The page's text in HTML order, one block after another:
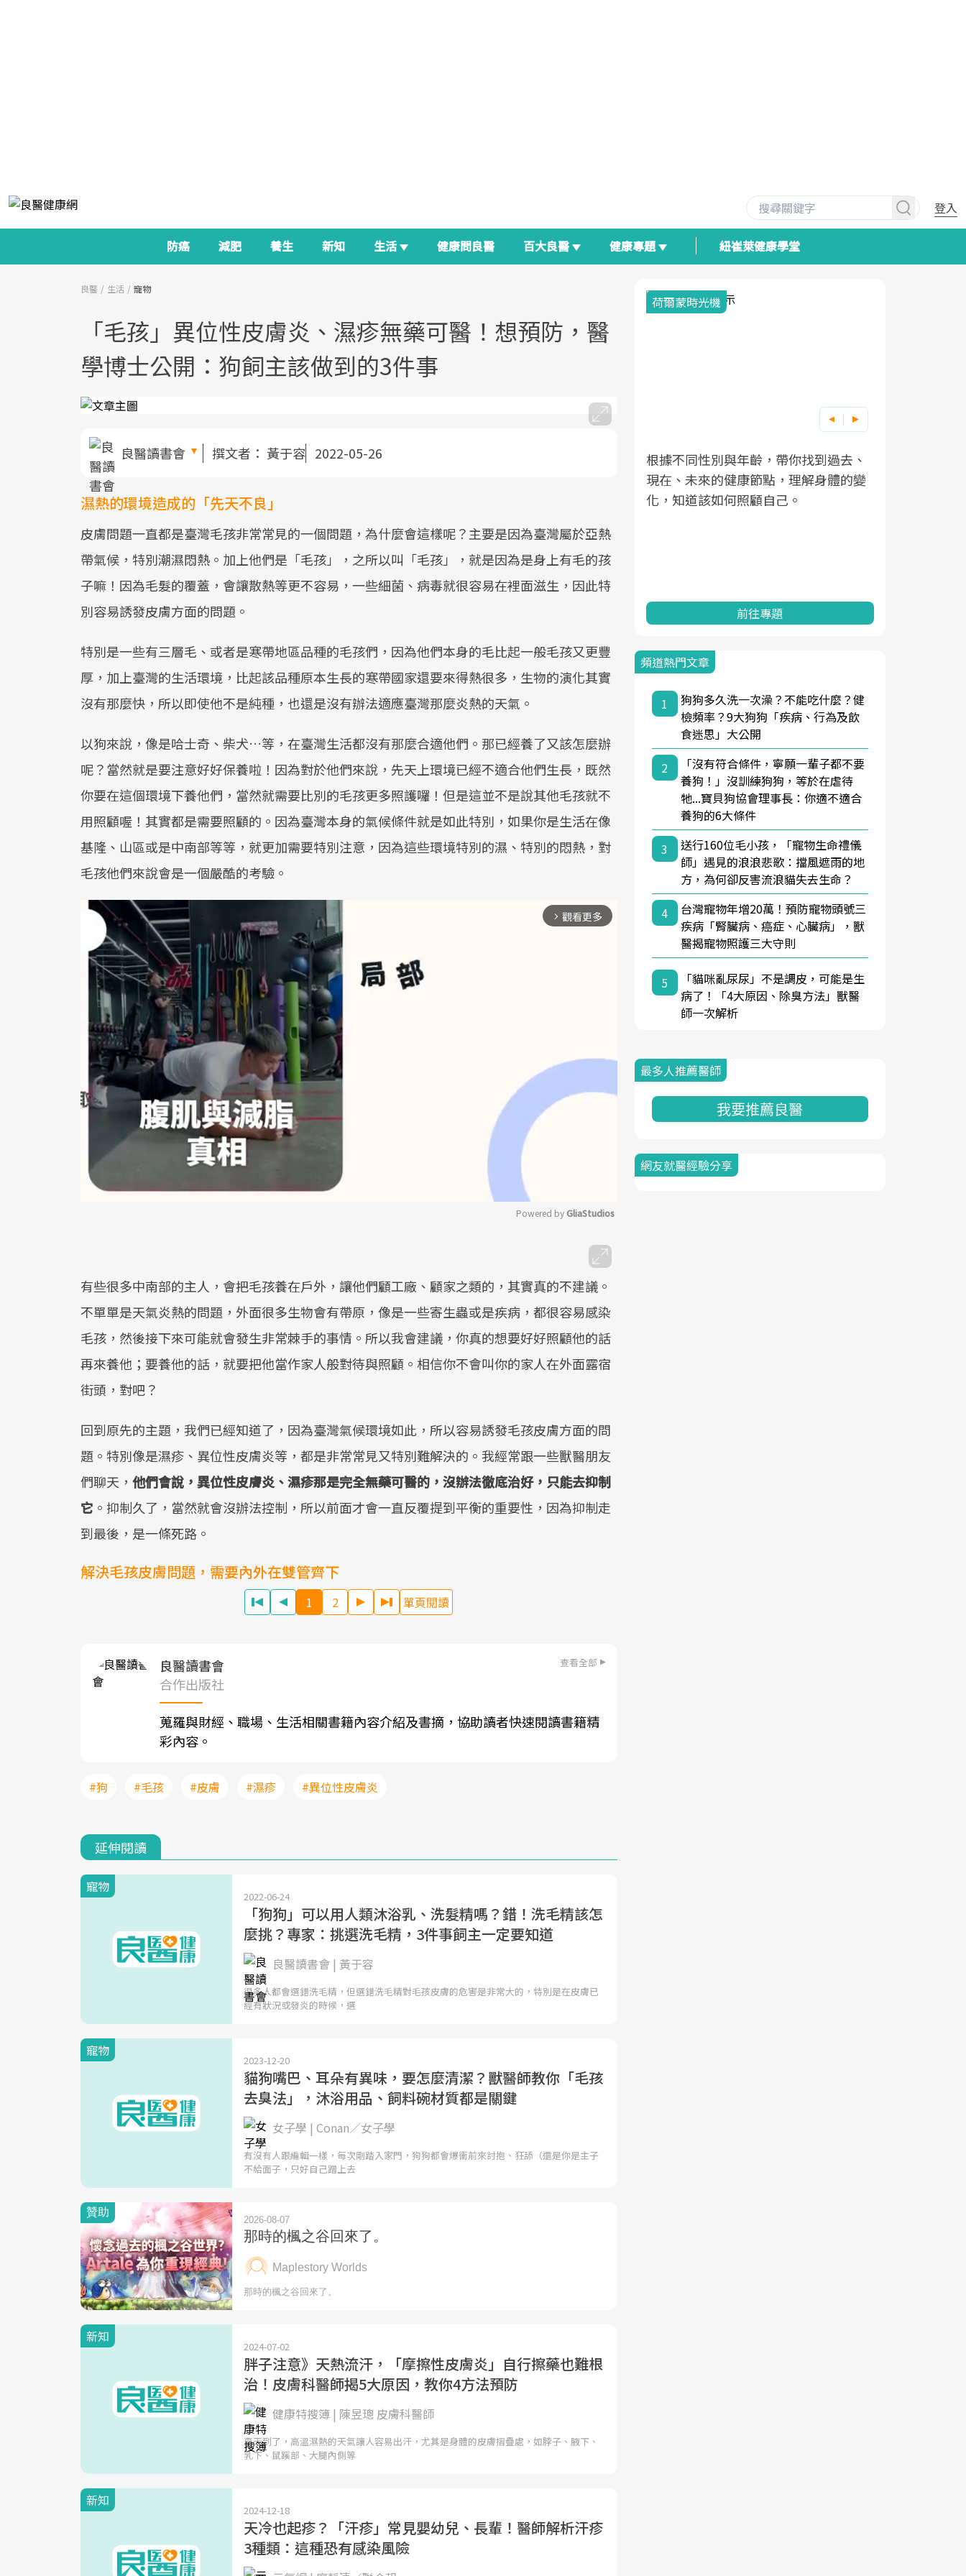
登入
防癌 減肥 養生 新知 生活 健康問良醫 百大良醫 健康專題 紐崔萊健康學堂
良醫 生活 寵物
「毛孩」異位性皮膚炎、濕疹無藥可醫！想預防，醫
學博士公開：狗飼主該做到的3件事
良醫讀書會 撰文者： 黃于容 2022-05-26
濕熱的環境造成的「先天不良」
皮膚問題一直都是臺灣毛孩非常常見的一個問題，為什麼會這樣呢？主要是因為臺灣屬於亞熱
帶氣候，特別潮濕悶熱。加上他們是「毛孩」，之所以叫「毛孩」，就是因為是身上有毛的孩
子嘛！因為毛髮的覆蓋，會讓散熱等更不容易，一些細菌、病毒就很容易在裡面滋生，因此特
別容易誘發皮膚方面的問題。
特別是一些有三層毛、或者是寒帶地區品種的毛孩們，因為他們本身的毛比起一般毛孩又更豐
厚，加上臺灣的生活環境，比起該品種原本生長的寒帶國家還要來得熱很多，生物的演化其實
沒有那麼快，所以即使他不是純種，也還是沒有辦法適應臺灣那麼炎熱的天氣。
以狗來說，像是哈士奇、柴犬…等，在臺灣生活都沒有那麼合適他們。那已經養了又該怎麼辦
呢？當然就是要注意好好保養啦！因為對於他們來說，先天上環境已經不適合他們生長，既然
你要在這個環境下養他們，當然就需要比別的毛孩更多照護囉！但是這並不是說其他毛孩就不
用照顧喔！其實都是需要照顧的。因為臺灣本身的氣候條件就是如此特別，如果你是生活在像
基隆、山區或是中南部等等，就更加需要特別注意，因為這些環境特別的濕、特別的悶熱，對
毛孩他們來說會是一個嚴酷的考驗。
arrow_forward_ios 觀看更多
Powered by GliaStudios
有些很多中南部的主人，會把毛孩養在戶外，讓他們顧工廠、顧家之類的，其實真的不建議。
不單單是天氣炎熱的問題，外面很多生物會有帶原，像是一些寄生蟲或是疾病，都很容易感染
毛孩，然後接下來可能就會發生非常棘手的事情。所以我會建議，你真的想要好好照顧他的話
再來養他；要養他的話，就要把他當作家人般對待與照顧。相信你不會叫你的家人在外面露宿
街頭，對吧？
回到原先的主題，我們已經知道了，因為臺灣氣候環境如此，所以容易誘發毛孩皮膚方面的問
題。特別像是濕疹、異位性皮膚炎等，都是非常常見又特別難解決的。我經常跟一些獸醫朋友
們聊天， 他們會說，異位性皮膚炎、濕疹那是完全無藥可醫的，沒辦法徹底治好，只能去抑制
它 。抑制久了，當然就會沒辦法控制，所以前面才會一直反覆提到平衡的重要性，因為抑制走
到最後，是一條死路。
解決毛孩皮膚問題，需要內外在雙管齊下
1 2 單頁閱讀
良醫讀書會 查看全部
合作出版社
蒐羅與財經、職場、生活相關書籍內容介紹及書摘，協助讀者快速閱讀書籍精
彩內容。
#狗 #毛孩 #皮膚 #濕疹 #異位性皮膚炎
延伸閱讀
寵物
2022-06-24
「狗狗」可以用人類沐浴乳、洗髮精嗎？錯！洗毛精該怎
麼挑？專家：挑選洗毛精，3件事飼主一定要知道
良醫讀書會 | 黃于容
很多人都會選錯洗毛精，但選錯洗毛精對毛孩皮膚的危害是非常大的，特別是在皮膚已
經有狀況或發炎的時候，選
寵物
2023-12-20
貓狗嘴巴、耳朵有異味，要怎麼清潔？獸醫師教你「毛孩
去臭法」，沐浴用品、飼料碗材質都是關鍵
女子學 | Conan／女子學
有沒有人跟編輯一樣，每次剛踏入家門，狗狗都會爆衝前來討抱、狂舔（還是你是主子
不給面子，只好自己蹭上去
新知
2024-07-02
胖子注意》天熱流汗，「摩擦性皮膚炎」自行擦藥也難根
治！皮膚科醫師揭5大原因，教你4方法預防
健康特搜簿 | 陳昱璁 皮膚科醫師
夏天到了，高溫濕熱的天氣讓人容易出汗，尤其是身體的皮膚摺疊處，如脖子、腋下、
乳下、鼠蹊部、大腿內側等
新知
2024-12-18
天冷也起疹？「汗疹」常見嬰幼兒、長輩！醫師解析汗疹
3種類：這種恐有感染風險
關注的核心議題。然而，健檢不只是醫
療院所的服務，更是民眾了解自身健康
狀況、啟動健康管理的重要起點。
荷爾蒙時光機
根據不同性別與年齡，帶你找到過去、
現在、未來的健康節點，理解身體的變
化，知道該如何照顧自己。
前往專題
頻道熱門文章
1
狗狗多久洗一次澡？不能吃什麼？健
檢頻率？9大狗狗「疾病、行為及飲
食迷思」大公開
2
「沒有符合條件，寧願一輩子都不要
養狗！」沒訓練狗狗，等於在虐待
牠...寶貝狗協會理事長：你適不適合
養狗的6大條件
3
送行160位毛小孩，「寵物生命禮儀
師」遇見的浪浪悲歌：擋風遮雨的地
方，為何卻反害流浪貓失去生命？
4
台灣寵物年增20萬！預防寵物頭號三
疾病「腎臟病、癌症、心臟病」，獸
醫揭寵物照護三大守則
5
「貓咪亂尿尿」不是調皮，可能是生
病了！「4大原因、除臭方法」獸醫
師一次解析
最多人推薦醫師
我要推薦良醫
網友就醫經驗分享